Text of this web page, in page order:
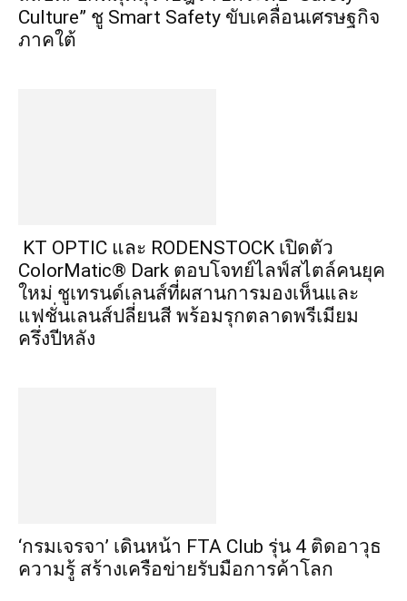
Culture” ชู Smart Safety ขับเคลื่อนเศรษฐกิจ
ภาคใต้
KT OPTIC และ RODENSTOCK เปิดตัว
ColorMatic® Dark ตอบโจทย์ไลฟ์สไตล์คนยุค
ใหม่ ชูเทรนด์เลนส์ที่ผสานการมองเห็นและ
แฟชั่นเลนส์ปลี่ยนสี พร้อมรุกตลาดพรีเมียม
ครึ่งปีหลัง
‘กรมเจรจา’ เดินหน้า FTA Club รุ่น 4 ติดอาวุธ
ความรู้ สร้างเครือข่ายรับมือการค้าโลก